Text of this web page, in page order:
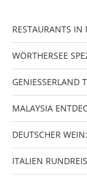
RESTAURANTS
WÖRTHERSEE
GENIESSERLAND
MALAYSIA
DEUTSCHER
ITALIEN